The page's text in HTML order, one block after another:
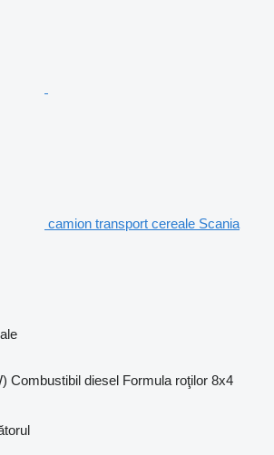
camion transport cereale Scania
Combustibil diesel Formula roţilor 8x4